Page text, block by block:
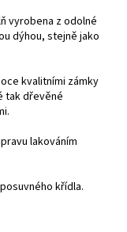
vyrobena z odolné
dýhou, stejně jako
kvalitními zámky
tak dřevěné
lakováním
křídla.